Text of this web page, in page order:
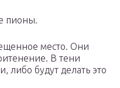
пионы.
место. Они
В тени
либо будут делать это